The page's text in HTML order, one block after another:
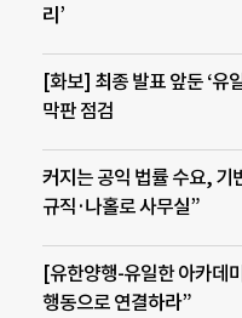
리’
[화보] 최종 발표 앞둔 ‘유
막판 점검
커지는 공익 법률 수요,
규직·나홀로 사무실”
[유한양행-유일한 아카데
행동으로 연결하라”